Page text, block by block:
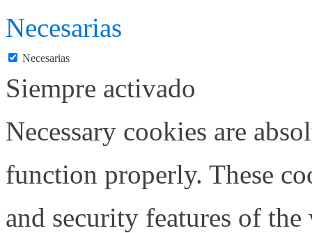
Necesarias
Necesarias
Siempre activado
Necessary cookies are
function properly. These
and security features of